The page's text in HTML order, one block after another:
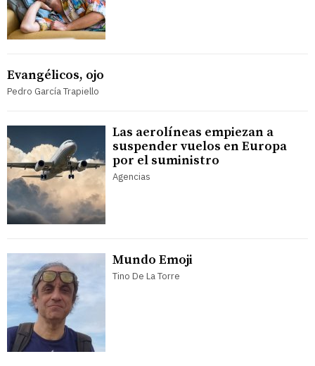
Evangélicos, ojo
Pedro García Trapiello
Las aerolíneas empiezan a
suspender vuelos en Europa
por el suministro
Agencias
Mundo Emoji
Tino De La Torre